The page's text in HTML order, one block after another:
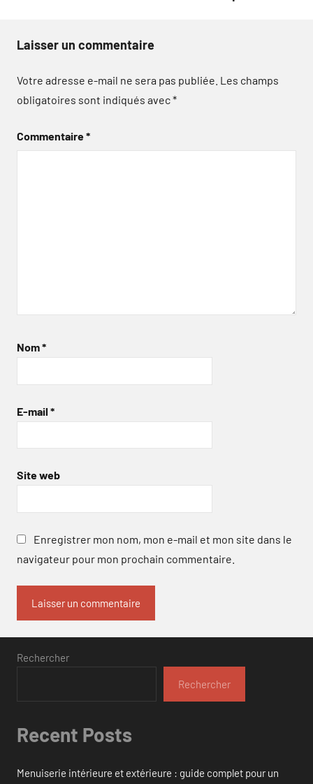
Laisser un commentaire
Votre adresse e-mail ne sera pas publiée. Les champs
obligatoires sont indiqués avec*
Commentaire*
Nom*
E-mail *
Site web
Enregistrer mon nom, mon e-mail et mon site dans le
navigateur pour mon prochain commentaire.
Rechercher
Rechercher
Recent Posts
Menuiserie intérieure et extérieure : guide complet pour un